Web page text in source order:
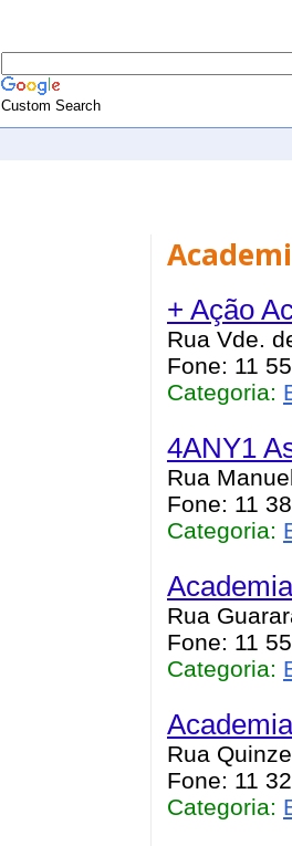
Custom Search
+ Ação
Rua Vde.
Fone: 11
Categoria:
4ANY1
Rua
Fone: 11
Categoria:
Rua
Fone: 11
Categoria:
Rua
Fone: 11
Categoria: